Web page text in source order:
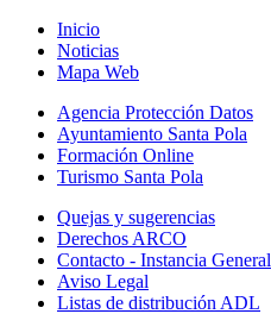
Inicio
Noticias
Mapa Web
Agencia Protección Datos
Ayuntamiento Santa Pola
Formación Online
Turismo Santa Pola
Quejas y sugerencias
Derechos ARCO
Contacto - Instancia General
Aviso Legal
Listas de distribución ADL